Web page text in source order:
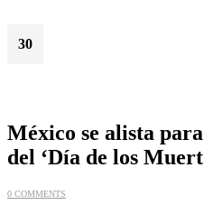
30
México se alista
del ‘Día de los
0 COMMENTS